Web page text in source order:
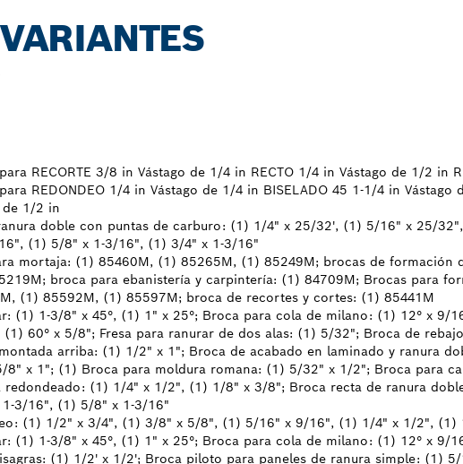
RECORTE 3/8 in Vástago de 1/4 in RECTO 1/4 in Vástago de 1/2 in
REDONDEO 1/4 in Vástago de 1/4 in BISELADO 45 1-1/4 in Vástago
de 1/2 in
doble con puntas de carburo: (1) 1/4" x 25/32', (1) 5/16" x 25/
(1) 5/8" x 1-3/16", (1) 3/4" x 1-3/16"
mortaja: (1) 85460M, (1) 85265M, (1) 85249M; brocas de formación
broca para ebanistería y carpintería: (1) 84709M; Brocas para
(1) 85592M, (1) 85597M; broca de recortes y cortes: (1) 85441M
(1) 1-3/8" x 45°, (1) 1" x 25°; Broca para cola de milano: (1) 12° x 9/
(1) 60° x 5/8"; Fresa para ranurar de dos alas: (1) 5/32"; Broca de
arriba: (1) 1/2" x 1"; Broca de acabado en laminado y ranura
8" x 1"; (1) Broca para moldura romana: (1) 5/32" x 1/2"; Broca para
redondeado: (1) 1/4" x 1/2", (1) 1/8" x 3/8"; Broca recta de ranura
3/16", (1) 5/8" x 1-3/16"
(1) 1/2" x 3/4", (1) 3/8" x 5/8", (1) 5/16" x 9/16", (1) 1/4" x 1/2", (1)
(1) 1-3/8" x 45°, (1) 1" x 25°; Broca para cola de milano: (1) 12° x 9/
(1) 1/2' x 1/2'; Broca piloto para paneles de ranura simple: (1)